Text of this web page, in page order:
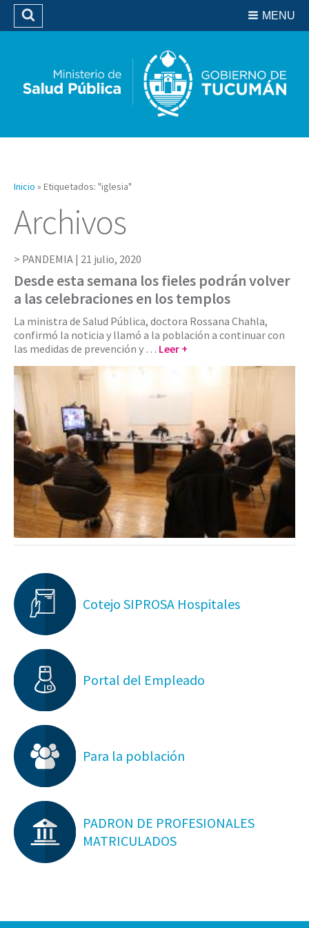
Biblioteca
MENU
Buscar
Inicio » Etiquetados: "iglesia"
Archivos
PANDEMIA | 21 julio, 2020
Desde esta semana los fieles podrán volver
a las celebraciones en los templos
La ministra de Salud Pública, doctora Rossana Chahla,
confirmó la noticia y llamó a la población a continuar con
las medidas de prevención y … Leer +
Cotejo SIPROSA Hospitales
Portal del Empleado
Para la población
PADRON DE PROFESIONALES
MATRICULADOS